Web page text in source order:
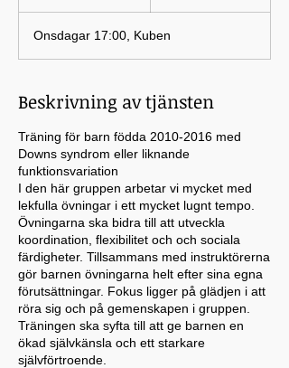
l
u
d
Onsdagar 17:00, Kuben
Beskrivning av tjänsten
Träning för barn födda 2010-2016 med
Downs syndrom eller liknande
funktionsvariation
I den här gruppen arbetar vi mycket med
lekfulla övningar i ett mycket lugnt tempo.
Övningarna ska bidra till att utveckla
koordination, flexibilitet och och sociala
färdigheter. Tillsammans med instruktörerna
gör barnen övningarna helt efter sina egna
förutsättningar. Fokus ligger på glädjen i att
röra sig och på gemenskapen i gruppen.
Träningen ska syfta till att ge barnen en
ökad självkänsla och ett starkare
självförtroende.